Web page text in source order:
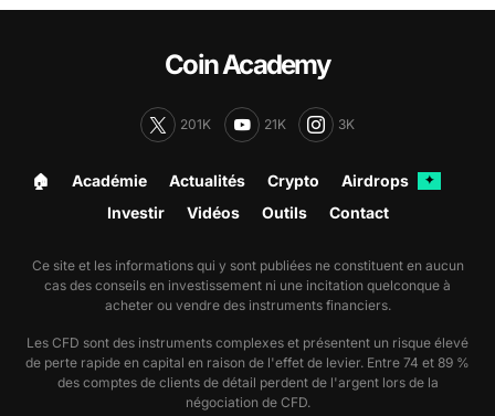
Coin Academy
201K 21K 3K
🏠︎ Académie Actualités Crypto Airdrops ✦
Investir Vidéos Outils Contact
Ce site et les informations qui y sont publiées ne constituent en aucun
cas des conseils en investissement ni une incitation quelconque à
acheter ou vendre des instruments financiers.
Les CFD sont des instruments complexes et présentent un risque élevé
de perte rapide en capital en raison de l'effet de levier. Entre 74 et 89 %
des comptes de clients de détail perdent de l'argent lors de la
négociation de CFD.